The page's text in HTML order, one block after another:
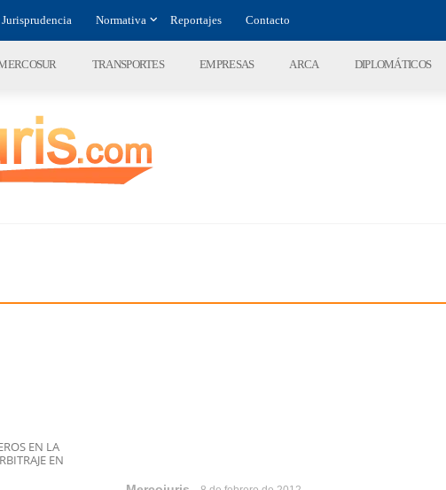
Jurisprudencia Normativa Reportajes Contacto
TRANSPORTES EMPRESAS ARCA DIPLOMÁTICOS
EN LA
EN